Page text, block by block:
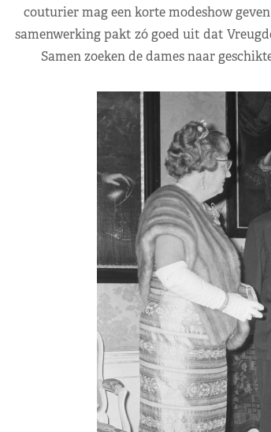
couturier mag een korte modeshow
samenwerking pakt zó goed uit dat
Samen zoeken de dames naar